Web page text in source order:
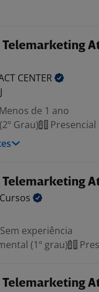
Telemarketing
CENTER
Menos de 1 ano
Grau)
Presencial
Telemarketing
Cursos
Sem experiência
(1º grau)
Telemarketing